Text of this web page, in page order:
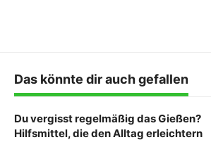
Das könnte dir auch gefallen
Du vergisst regelmäßig das Gießen?
Hilfsmittel, die den Alltag erleichtern